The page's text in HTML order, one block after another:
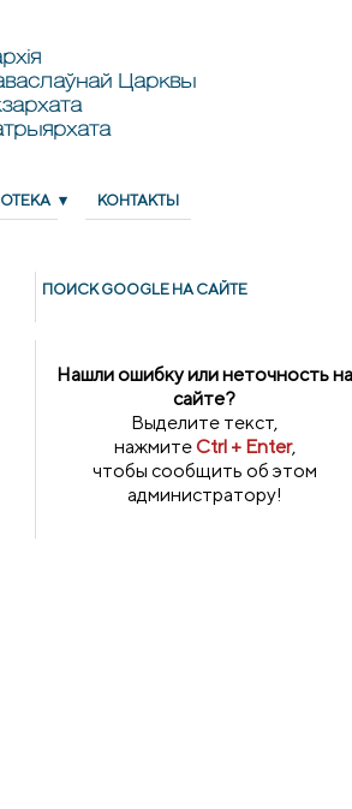
Царквы
КОНТАКТЫ
ПОИСК GOОGLE НА САЙТЕ
Нашли ошибку или неточность на
сайте?
Выделите текст,
нажмитеCtrl + Enter,
чтобы сообщить об этом
администратору!